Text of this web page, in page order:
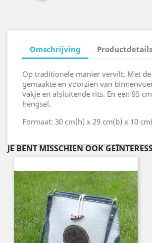
Omschrijving Productdetails
Op traditionele manier vervilt. Met
gemaakte en voorzien van
vakje en afsluitende rits. En een 95
hengsel.
Formaat: 30 cm(h) x 29 cm(b) x 10
JE BENT MISSCHIEN OOK